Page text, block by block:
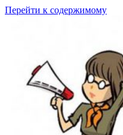
Перейти к содержимому